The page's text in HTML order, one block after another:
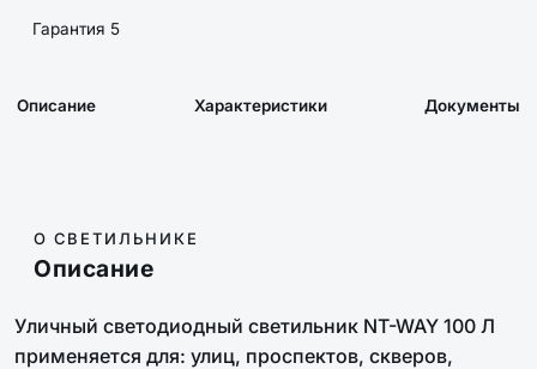
Гарантия 5
Описание Характеристики Документы
О СВЕТИЛЬНИКЕ
Описание
Уличный светодиодный светильник NT-WAY 100 Л
применяется для: улиц, проспектов, скверов,